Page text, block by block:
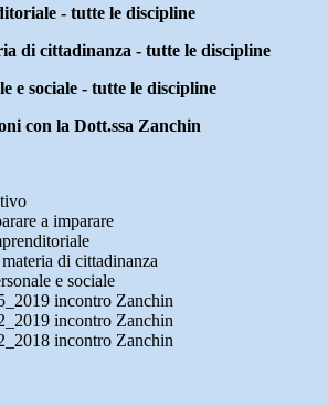
- tutte le discipline
di cittadinanza - tutte le discipline
e sociale - tutte le discipline
con la Dott.ssa Zanchin
a imparare
di cittadinanza
e sociale
incontro Zanchin
incontro Zanchin
incontro Zanchin